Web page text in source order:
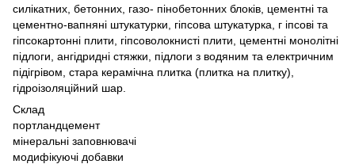
силікатних, бетонних, газо- пінобетонних блоків, цементні та
цементно-вапняні штукатурки, гіпсова штукатурка, г іпсові та
гіпсокартонні плити, гіпсоволокнисті плити, цементні монолітні
підлоги, ангідридні стяжки, підлоги з водяним та електричним
підігрівом, стара керамічна плитка (плитка на плитку),
гідроізоляційний шар.
Склад
портландцемент
мінеральні заповнювачі
модифікуючі добавки